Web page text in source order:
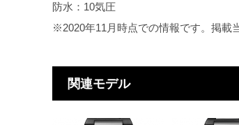
防水：10気圧
※2020年11月時点での情報です。掲載
関連モデル